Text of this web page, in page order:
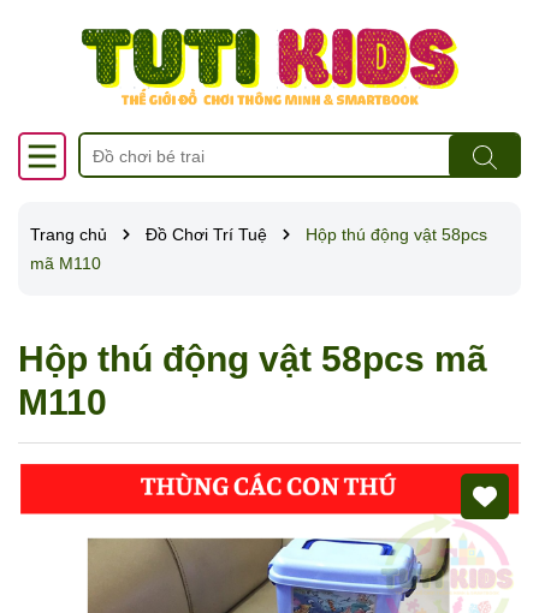
Trang chủ Đồ Chơi Trí Tuệ
Hộp thú động vật 58pcs
mã M110
Hộp thú động vật 58pcs mã
M110